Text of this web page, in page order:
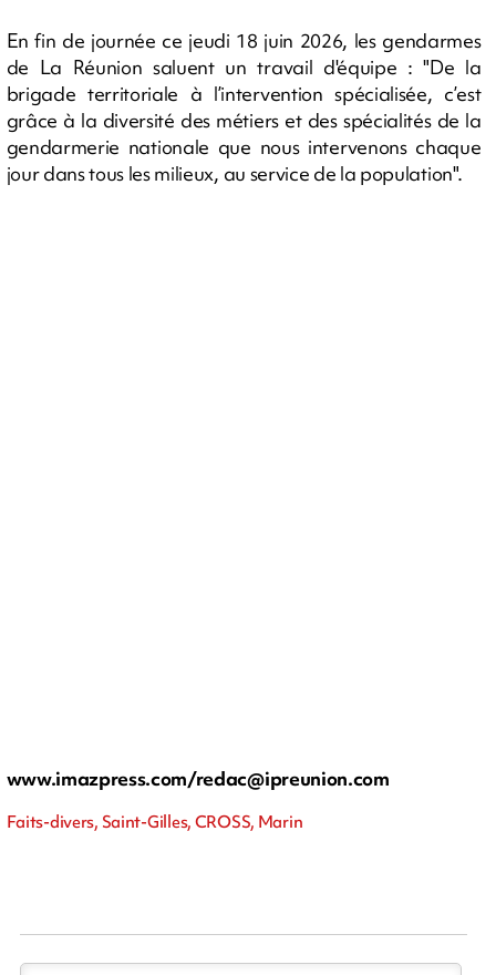
En fin de journée ce jeudi 18 juin 2026, les gendarmes
de La Réunion saluent un travail d'équipe : "De la
brigade territoriale à l’intervention spécialisée, c’est
grâce à la diversité des métiers et des spécialités de la
gendarmerie nationale que nous intervenons chaque
jour dans tous les milieux, au service de la population".
www.imazpress.com/redac@ipreunion.com
Faits-divers, Saint-Gilles, CROSS, Marin